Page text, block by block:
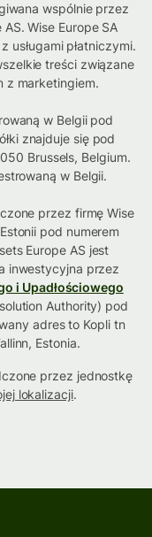
wspólnie przez
Wise Europe SA
usługami płatniczymi.
treści związane
z marketingiem.
w Belgii pod
znajduje się pod
Brussels, Belgium.
w Belgii.
przez firmę Wise
pod numerem
Europe AS jest
inwestycyjna przez
i Upadłościowego
Authority) pod
adres to Kopli tn
Estonia.
przez jednostkę
lokalizacji.